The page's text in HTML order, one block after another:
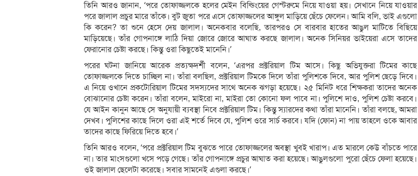
তিনি আরও জানান, ‘পরে তোফাজ্জলকে হলের মেইন বিল্ডিংয়ের গেস্টরুমে নিয়ে যাওয়া হয়। সেখানে নিয়ে যাওয়ার
পরে জালাল প্রচুর মারে তাঁকে। বুট জুতা পরে এসে তোফাজ্জলের আঙ্গুল মাড়িয়ে ছেঁচে ফেলেন। আমি বলি, ভাই এগুলো
কি করেন? তা শুনে হেসে দেয় জালাল। অনেকবার বলেছি, তারপরও সে বারবার হাতের আঙুল মাটিতে বিছিয়ে
মাড়িয়েছে। তাঁর গোপনাঙ্গে লাঠি দিয়া জোরে জোরে আঘাত করছে জালাল। অনেক সিনিয়র ভাইয়েরা এসে তাদের
ফেরানোর চেষ্টা করছে। কিন্তু ওরা কিছুতেই মানেনি।’
পরের ঘটনা জানিয়ে আরেক প্রত্যক্ষদর্শী বলেন, ‘এরপর প্রক্টরিয়াল টিম আসে। কিছু অভিযুক্তরা টিমের কাছে
তোফাজ্জলকে দিতে চাচ্ছিল না। তাঁরা বলছিল, প্রক্টরিয়াল টিমকে দিলে তাঁরা পুলিশকে দিবে, আর পুলিশ ছেড়ে দিবে।
এ নিয়ে ওখানে প্রকটোরিয়াল টিমের সদস্যদের সাথে অনেক ঝগড়া হয়েছে। ২৫ মিনিট ধরে শিক্ষকরা তাদের অনেক
বোঝানোর চেষ্টা করেন। তাঁরা বলেন, মাইরো না, মাইরা তো কোনো ফল পাবে না। পুলিশে দাও, পুলিশ চেষ্টা করবে।
যে আইন কানুন আছে সে অনুযায়ী ব্যবস্থা নিবে প্রক্টরিয়াল টিম। কিন্তু স্যারদের কথা তাঁরা মানেনি। তাঁরা বলছে, আমরা
দেখব। পুলিশের কাছে দিলে ওরা এই শর্তে দিবে যে, পুলিশ ওরে সার্চ করবে। যদি (ফোন) না পায় তাহলে ওকে আবার
তাদের কাছে ফিরিয়ে দিতে হবে।’
তিনি আরও বলেন, ‘পরে প্রক্টরিয়াল টিম বুঝতে পারে তোফাজ্জলের অবস্থা খুবই খারাপ। এত মারলে কেউ বাঁচতে পারে
না। তার মাংসগুলো খসে পড়ে গেছে। তাঁর গোপনাঙ্গে প্রচুর আঘাত করা হয়েছে। আঙুলগুলো পুরো ছেঁচে ফেলা হয়েছে।
ওই জালাল ছেলেটা করেছে। সবার সামনেই এগুলা করছে।’